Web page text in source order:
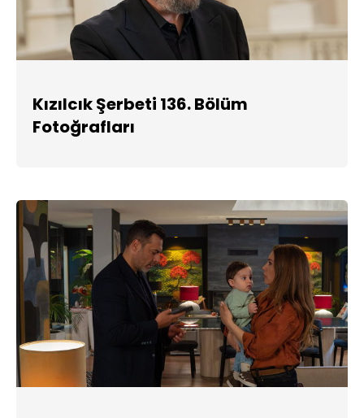
Kızılcık Şerbeti 136. Bölüm
Fotoğrafları